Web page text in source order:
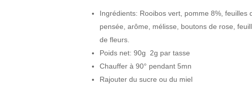
Ingrédients: Rooibos vert, pomme 8%, feuilles
pensée, arôme, mélisse, boutons de rose,
de fleurs.
Poids net: 90g 2g par tasse
Chauffer à 90° pendant 5mn
Rajouter du sucre ou du miel